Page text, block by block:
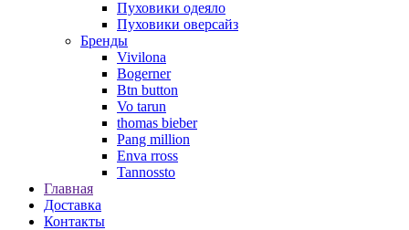
Пуховики одеяло
Пуховики оверсайз
Бренды
Vivilona
Bogerner
Btn button
Vo tarun
thomas bieber
Pang million
Enva rross
Tannossto
Главная
Доставка
Контакты